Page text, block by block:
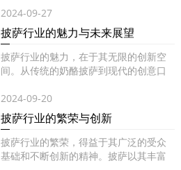
2024-09-27
披萨行业的魅力与未来展望
披萨行业的魅力，在于其无限的创新空
间。从传统的奶酪披萨到现代的创意口
2024-09-20
披萨行业的繁荣与创新
披萨行业的繁荣，得益于其广泛的受众
基础和不断创新的精神。披萨以其丰富